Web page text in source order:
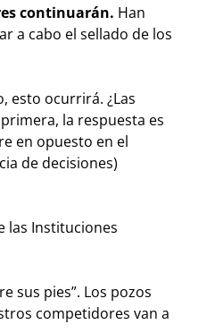
continuarán. Han
a cabo el sellado de los
esto ocurrirá. ¿Las
la respuesta es
en opuesto en el
de decisiones)
las Instituciones
sus pies”. Los pozos
competidores van a